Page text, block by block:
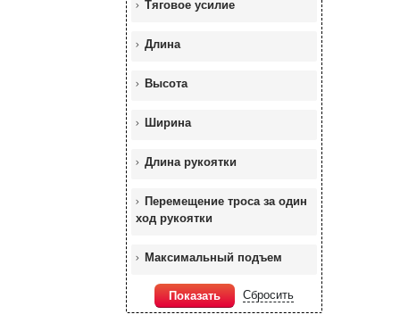
Тяговое усилие
Длина
Высота
Ширина
Длина рукоятки
Перемещение троса за один
ход рукоятки
Максимальный подъем
Показать Сбросить